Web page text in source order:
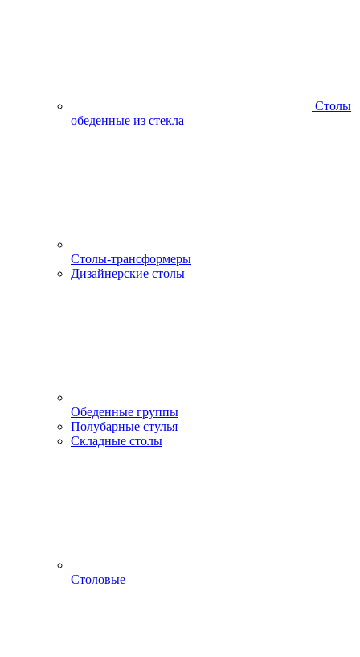
Столы
обеденные из стекла
Столы-трансформеры
Дизайнерские столы
Обеденные группы
Полубарные стулья
Складные столы
Столовые